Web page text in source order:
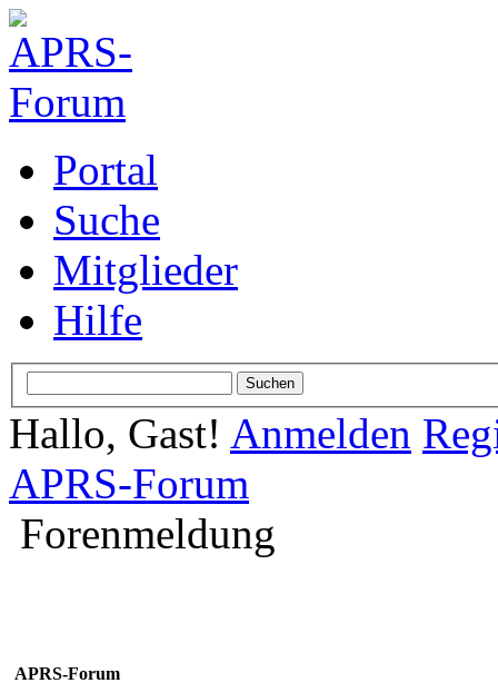
Portal
Suche
Mitglieder
Hilfe
Hallo, Gast! Anmelden
APRS-Forum
Forenmeldung
APRS-Forum